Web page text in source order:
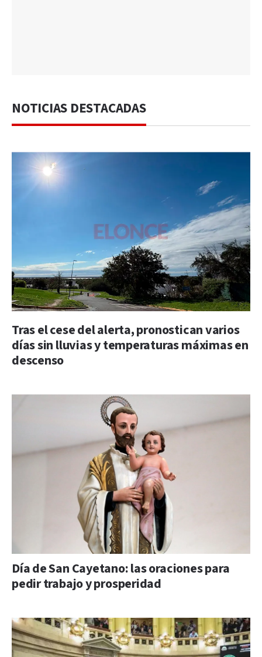
NOTICIAS DESTACADAS
Tras el cese del alerta, pronostican varios
días sin lluvias y temperaturas máximas en
descenso
Día de San Cayetano: las oraciones para
pedir trabajo y prosperidad